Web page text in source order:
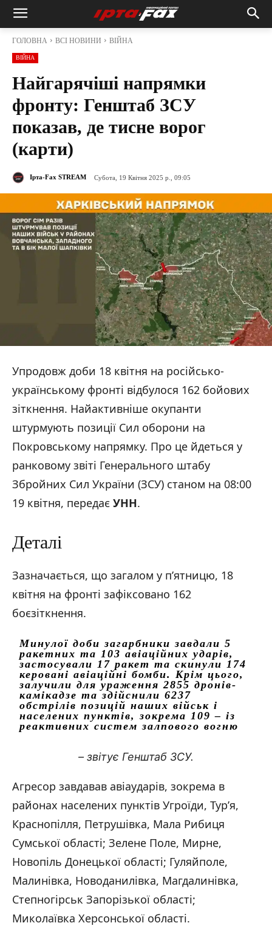
ГОЛОВНА ВСІ НОВИНИ ВІЙНА
ВІЙНА
Найгарячіші напрямки
фронту: Генштаб ЗСУ
показав, де тисне ворог
(карти)
Ірта-Fax STREAM Субота, 19 Квітня 2025 р., 09:05
Упродовж доби 18 квітня на російсько-
українському фронті відбулося 162 бойових
зіткнення. Найактивніше окупанти
штурмують позиції Сил оборони на
Покровському напрямку. Про це йдеться у
ранковому звіті Генерального штабу
Збройних Сил України (ЗСУ) станом на 08:00
19 квітня, передає УНН.
Деталі
Зазначається, що загалом у п’ятницю, 18
квітня на фронті зафіксовано 162
боєзіткнення.
Минулої доби загарбники завдали 5
ракетних та 103 авіаційних ударів,
застосували 17 ракет та скинули 174
керовані авіаційні бомби. Крім цього,
залучили для ураження 2855 дронів-
камікадзе та здійснили 6237
обстрілів позицій наших військ і
населених пунктів, зокрема 109 – із
реактивних систем залпового вогню
– звітує Генштаб ЗСУ.
Агресор завдавав авіаударів, зокрема в
районах населених пунктів Угроїди, Тур’я,
Краснопілля, Петрушівка, Мала Рибиця
Сумської області; Зелене Поле, Мирне,
Новопіль Донецької області; Гуляйполе,
Малинівка, Новоданилівка, Магдалинівка,
Степногірськ Запорізької області;
Миколаївка Херсонської області.